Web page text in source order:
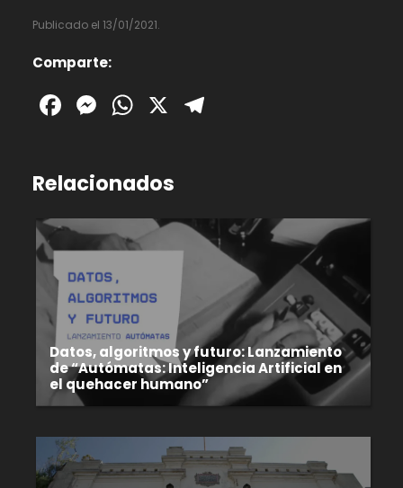
Publicado el 13/01/2021.
Comparte:
Facebook
Messenger
WhatsApp
X
Relacionados
Datos, algoritmos y futuro: Lanzamiento
de “Autómatas: Inteligencia Artificial en
el quehacer humano”